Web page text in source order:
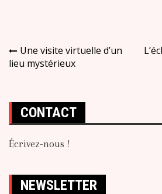
Navigation
de
Une visite virtuelle d’un
lieu mystérieux
CONTACT
Écrivez-nous !
NEWSLETTER